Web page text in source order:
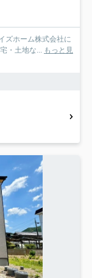
ズホーム株式会社に
・土地な... もっと見